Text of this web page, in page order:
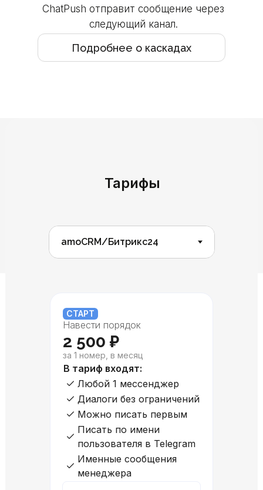
ChatPush отправит сообщение через
следующий канал.
Подробнее о каскадах
Тарифы
СТАРТ
Навести порядок
2 500 ₽
за 1 номер, в месяц
В тариф входят:
Любой 1 мессенджер
Диалоги без ограничений
Можно писать первым
Писать по имени
пользователя в Telegram
Именные сообщения
менеджера